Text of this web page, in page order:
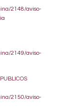
2148/aviso-
2149/aviso-
2150/aviso-